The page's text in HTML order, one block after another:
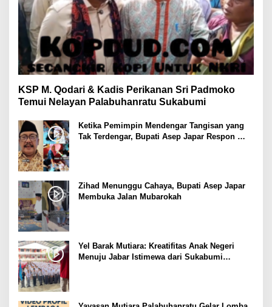
KSP M. Qodari & Kadis Perikanan Sri Padmoko
Temui Nelayan Palabuhanratu Sukabumi
Ketika Pemimpin Mendengar Tangisan yang
Tak Terdengar, Bupati Asep Japar Respon
Zihad Menunggu Cahaya, Bupati Asep Japar
Membuka Jalan Mubarokah
Yel Barak Mutiara: Kreatifitas Anak Negeri
Menuju Jabar Istimewa dari Sukabumi